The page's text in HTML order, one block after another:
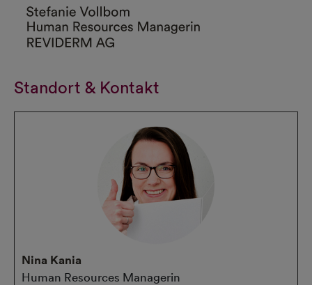
Standort & Kontakt
Nina Kania
Human Resources Managerin